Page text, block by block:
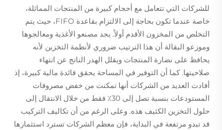
للشركات التي تتعامل مع أحجام كبيرة من المنتجات المماثلة،
خاصة عندما تكون بحاجة إلى الالتزام بقاعدة FIFO، حيث يتم
التخلص من المخزون الأقدم أولاً. يجد مصنعو الأغذية ومعالجوها
وموزعو البقالة أن هذا الترتيب ضروري لأنظمة التخزين لأنه
يحافظ على نضارة المنتجات ويقلل الهدر الناتج عن انتهاء
صلاحيتها. كما أن التوفير في المساحة يحقق فائدة مالية كبيرة، إذ
أفادت العديد من الشركات أنها تمكنت من خفض مصروفات
المستودعات بنسبة تصل إلى 30٪ فقط من خلال الانتقال إلى
حلول التخزين الكثيف هذه. وعلى الرغم من أن تكاليف التركيب
قد تبدو مرتفعة في البداية، فإن معظم الشركات تسترد استثمارها